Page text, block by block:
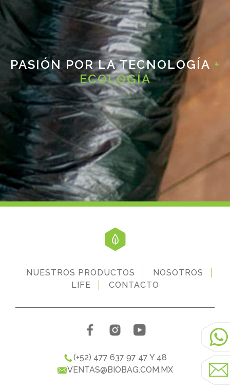
PASIÓN POR LA TECNOLOGÍA +
ECOLOGÍA
NUESTROS PRODUCTOS
NOSOTROS
LIFE
CONTACTO
(+52) 477 637 97 47 Y 48
VENTAS@BIOBAG.COM.MX